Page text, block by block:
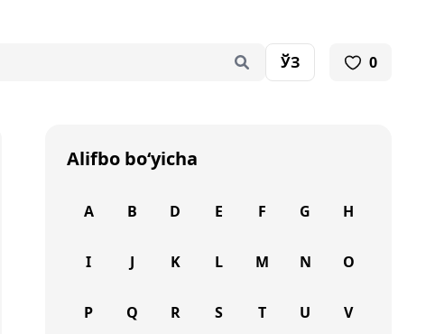
ЎЗ 0
Alifbo bo‘yicha
A B D E F G H
I J K L M N O
P Q R S T U V